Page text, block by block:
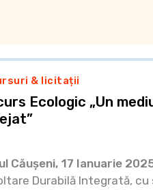
& licitații
Ecologic „Un
Căușeni, 17 Ianuarie
Durabilă Integrată,